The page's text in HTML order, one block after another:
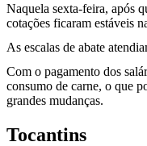
Naquela sexta-feira, após
cotações ficaram estáveis
As escalas de abate
Com o pagamento dos
consumo de carne, o que
grandes mudanças.
Tocantins